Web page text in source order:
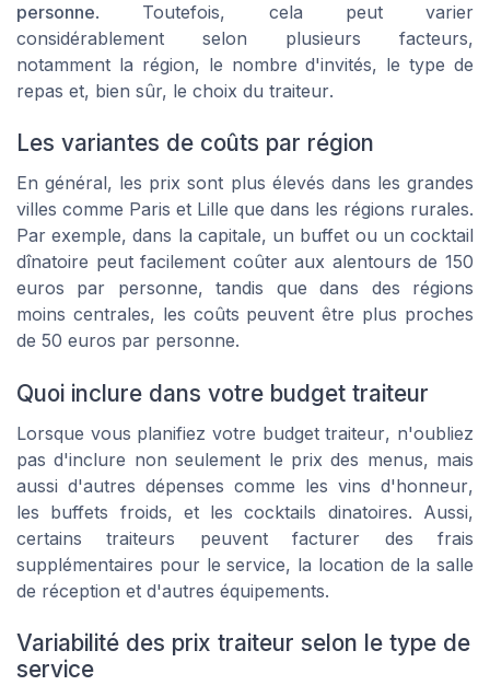
personne. Toutefois, cela peut varier
considérablement selon plusieurs facteurs,
notamment la région, le nombre d'invités, le type de
repas et, bien sûr, le choix du traiteur.
Les variantes de coûts par région
En général, les prix sont plus élevés dans les grandes
villes comme Paris et Lille que dans les régions rurales.
Par exemple, dans la capitale, un buffet ou uncocktail
dînatoire peut facilement coûter aux alentours de 150
euros par personne, tandis que dans des régions
moins centrales, les coûts peuvent être plus proches
de 50 euros par personne.
Quoi inclure dans votre budget traiteur
Lorsque vous planifiez votre budget traiteur, n'oubliez
pas d'inclure non seulement le prix des menus, mais
aussi d'autres dépenses comme les vins d'honneur,
les buffets froids, et lescocktails dinatoires. Aussi,
certainstraiteurs peuvent facturer des frais
supplémentaires pour leservice, la location de la salle
de réception et d'autres équipements.
Variabilité des prix traiteur selon le type de
service